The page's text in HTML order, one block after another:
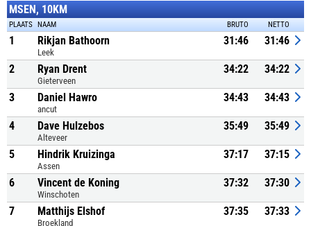
MSEN, 10KM
PLAATS NAAM BRUTO NETTO
1 Rikjan Bathoorn
Leek
31:46 31:46
2 Ryan Drent
Gieterveen
34:22 34:22
3 Daniel Hawro
ancut
34:43 34:43
4 Dave Hulzebos
Alteveer
35:49 35:49
5 Hindrik Kruizinga
Assen
37:17 37:15
6 Vincent de Koning
Winschoten
37:32 37:30
7 Matthijs Elshof
Broekland
37:35 37:33